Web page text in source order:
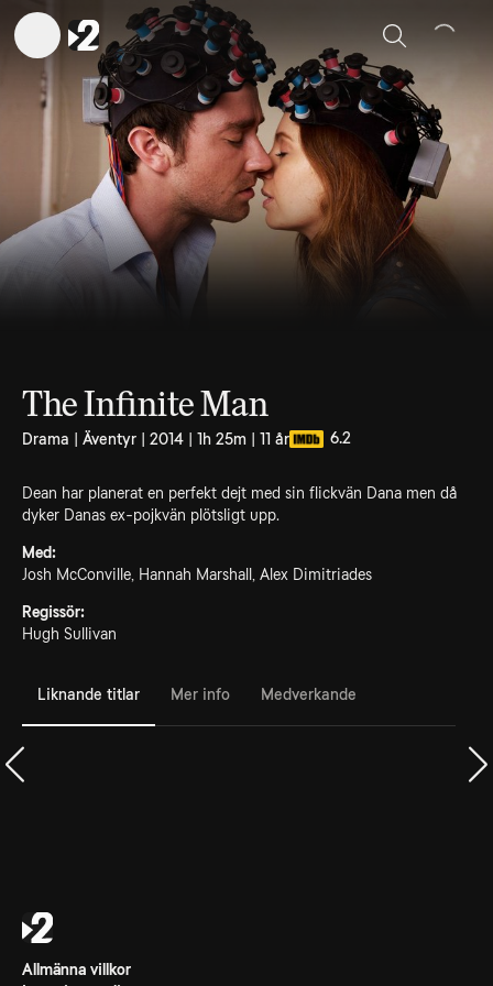
Sök
The Infinite Man
Drama | Äventyr | 2014 | 1h 25m | 11 år 6.2
Dean har planerat en perfekt dejt med sin flickvän Dana men då
dyker Danas ex-pojkvän plötsligt upp.
Med:
Josh McConville, Hannah Marshall, Alex Dimitriades
Regissör:
Hugh Sullivan
Liknande titlar Mer info Medverkande
Allmänna villkor